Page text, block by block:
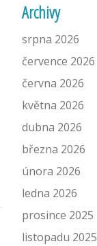
Archivy
srpna 2026
července 2026
června 2026
května 2026
dubna 2026
března 2026
února 2026
ledna 2026
prosince 2025
listopadu 2025